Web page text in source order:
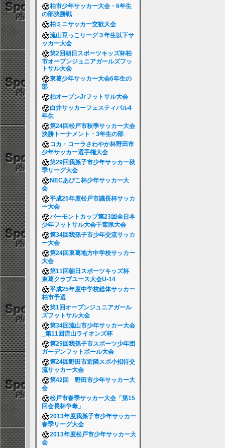
柏市少年サッカー大会・6年生
の部決勝戦
柏ミニサッカー交歓大会
流山豆っこリーグ３年生以下サ
ッカー大会
第2回朝日スポーツキッズ杯柏
市オープンジュニアガールズフッ
トサル大会
東葛少年サッカー大会6年生の
部
柏オープンJrフットサル大会
白井サッカーフェスティバル4
年生
第24回松戸市秋季サッカー大会
決勝トーナメント・3年生の部
コカ・コーラさわやか杯野田市
少年サッカー選手権大会
第29回我孫子市少年サッカー秋
季リーグ大会
NECあびこ杯少年サッカー大
会
平成25年度松戸市議長杯サッカ
ー大会
バーモントカップ第23回全日本
少年フットサル大会千葉県大会
第34回我孫子市少年交流サッカ
ー大会
第24回東葛地方中学校サッカー
大会
第11回朝日スポーツキッズ杯
東葛クラブユース大会U-14
平成25年度中学校総体サッカー
柏市予選
第1回オープンジュニアガール
ズフットサル大会
第34回流山市少年サッカー大会
_第11回流山ライオンズ杯
第29回我孫子市スポーツ少年団
ガーデンフットボール大会
第24回野田市近隣スポ小招待交
流サッカー大会
第42回 野田市少年サッカー大
会
松戸市春季サッカー大会「第15
回会長杯争奪」
2013年度我孫子市少年サッカー
春季リーグ大会
2013年度松戸市少年サッカー大
会